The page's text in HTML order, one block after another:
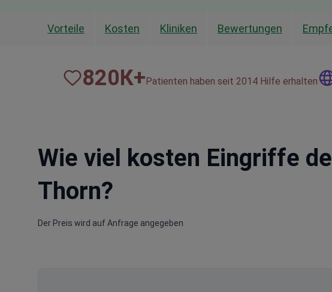
Vorteile Kosten Kliniken Bewertungen
820К+Patienten haben seit 2014 Hilfe erhalten
Wie viel kosten Eingriffe
Thorn?
Der Preis wird auf Anfrage angegeben